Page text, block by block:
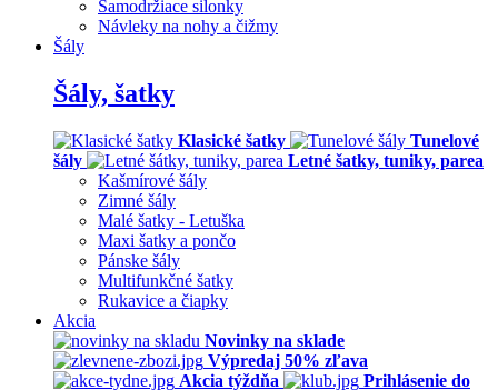
Samodržiace silonky
Návleky na nohy a čižmy
Šály
Šály, šatky
Klasické šatky
Tunelové
šály
Letné šatky, tuniky, parea
Kašmírové šály
Zimné šály
Malé šatky - Letuška
Maxi šatky a pončo
Pánske šály
Multifunkčné šatky
Rukavice a čiapky
Akcia
Novinky na sklade
Výpredaj 50% zľava
Akcia týždňa
Prihlásenie do